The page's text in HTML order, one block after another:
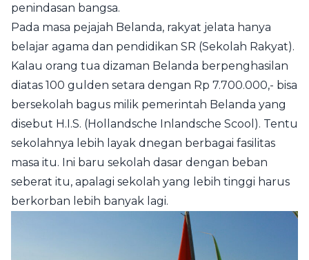
penindasan bangsa.
Pada masa pejajah Belanda, rakyat jelata hanya
belajar agama dan pendidikan SR (Sekolah Rakyat).
Kalau orang tua dizaman Belanda berpenghasilan
diatas 100 gulden setara dengan Rp 7.700.000,- bisa
bersekolah bagus milik pemerintah Belanda yang
disebut H.I.S. (Hollandsche Inlandsche Scool). Tentu
sekolahnya lebih layak dnegan berbagai fasilitas
masa itu. Ini baru sekolah dasar dengan beban
seberat itu, apalagi sekolah yang lebih tinggi harus
berkorban lebih banyak lagi.